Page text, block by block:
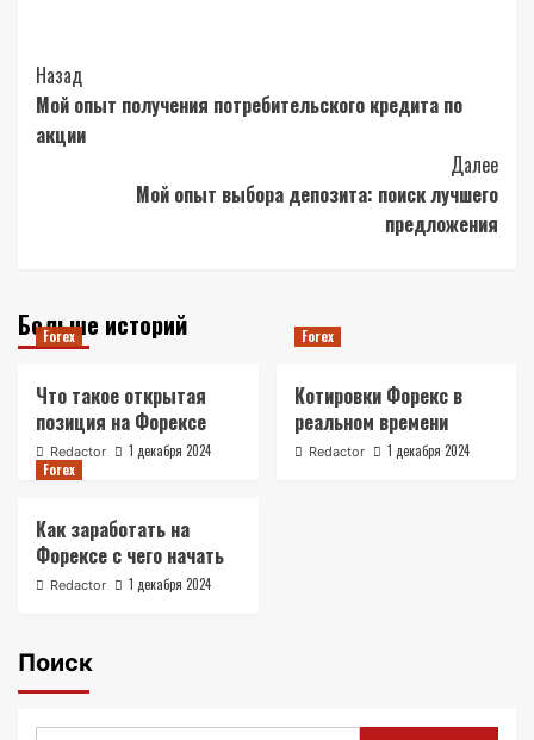
Post
Navigation
Назад
Мой опыт получения потребительского кредита по
акции
Далее
Мой опыт выбора депозита: поиск лучшего
предложения
Больше историй
Forex
Что такое открытая
позиция на Форексе
Redactor 1 декабря 2024
Forex
Котировки Форекс в
реальном времени
Redactor
1 декабря 2024
Forex
Как заработать на
Форексе с чего начать
Redactor 1 декабря 2024
Поиск